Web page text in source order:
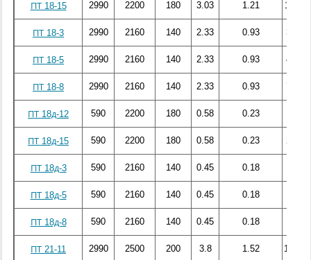
ПТ 18-15 2990 2200 180 3.03 1.21 111.14
ПТ 18-3 2990 2160 140 2.33 0.93 32.02
ПТ 18-5 2990 2160 140 2.33 0.93 46.42
ПТ 18-8 2990 2160 140 2.33 0.93 72.22
ПТ 18д-12 590 2200 180 0.58 0.23
ПТ 18д-15 590 2200 180 0.58 0.23 23.34
ПТ 18д-3 590 2160 140 0.45 0.18
ПТ 18д-5 590 2160 140 0.45 0.18
ПТ 18д-8 590 2160 140 0.45 0.18
ПТ 21-11 2990 2500 200 3.8 1.52 115.32